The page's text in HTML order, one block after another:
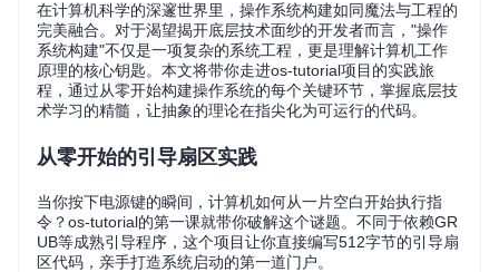
在计算机科学的深邃世界里，操作系统构建如同魔法与工程的
完美融合。对于渴望揭开底层技术面纱的开发者而言，"操作
系统构建"不仅是一项复杂的系统工程，更是理解计算机工作
原理的核心钥匙。本文将带你走进os-tutorial项目的实践旅
程，通过从零开始构建操作系统的每个关键环节，掌握底层技
术学习的精髓，让抽象的理论在指尖化为可运行的代码。
从零开始的引导扇区实践
当你按下电源键的瞬间，计算机如何从一片空白开始执行指
令？os-tutorial的第一课就带你破解这个谜题。不同于依赖GR
UB等成熟引导程序，这个项目让你直接编写512字节的引导扇
区代码，亲手打造系统启动的第一道门户。